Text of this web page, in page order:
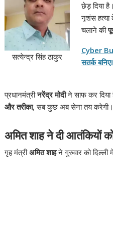
सत्येन्द्र सिंह ठाकुर
छेड़ दिया
नृशंस हत्या
चलाने की
Cyber
सतर्क बनिए!
प्रधानमंत्रीनरेंद्र मोदीने साफ कर
और तरीका, सब कुछ अब सेना तय करेगी।
अमित शाह ने दी आतंकियों
गृह मंत्रीअमित शाहने गुरुवार को दिल्ली